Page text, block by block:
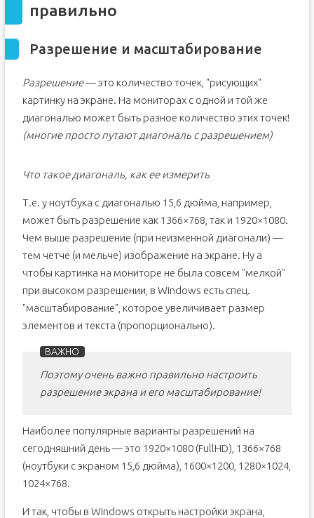
правильно
Разрешение и масштабирование
Разрешение— это количество точек, "рисующих"
картинку на экране. На мониторах с одной и той же
диагональю может быть разное количество этих точек!
(многие просто путают диагональ с разрешением)
Что такое диагональ, как ее измерить
Т.е. у ноутбука с диагональю 15,6 дюйма, например,
может быть разрешение как 1366×768, так и 1920×1080.
Чем выше разрешение (при неизменной диагонали) —
тем четче (и мельче) изображение на экране. Ну а
чтобы картинка на мониторе не была совсем "мелкой"
при высоком разрешении, в Windows есть спец.
"масштабирование", которое увеличивает размер
элементов и текста (пропорционально).
Поэтому очень важно правильно настроить
разрешение экрана и его масштабирование!
Наиболее популярные варианты разрешений на
сегодняшний день — это 1920×1080 (FullHD), 1366×768
(ноутбуки с экраном 15,6 дюйма), 1600×1200, 1280×1024,
1024×768.
И так, чтобы в Windows открыть настройки экрана,